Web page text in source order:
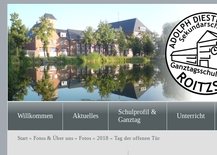
Willkommen Aktuelles
Schulprofil &
Ganztag
Unterricht
Start» Fotos & Über uns» Fotos» 2018 » Tag der offenen Tür